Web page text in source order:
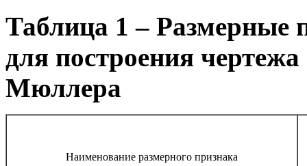
Таблица 1 – Размерные
для построения
Мюллера
Наименование размерного признака